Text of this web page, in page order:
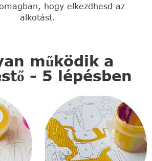
hogy elkezdhesd az
alkotást.
működik a
- 5 lépésben